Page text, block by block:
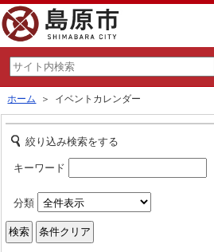
ホーム ＞ イベントカレンダー
絞り込み検索をする
キーワード
分類